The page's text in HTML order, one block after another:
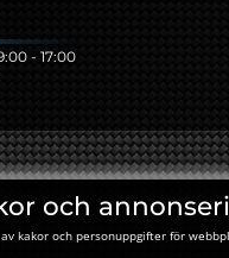
och
kakor och personuppgifter för
- 17:00